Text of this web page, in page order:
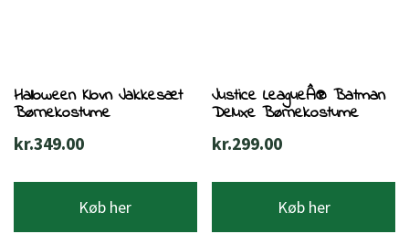
Halloween Klovn Jakkesæt
Børnekostume
kr.349.00
Køb her
Justice LeagueÂ® Batman
Deluxe Børnekostume
kr.299.00
Køb her